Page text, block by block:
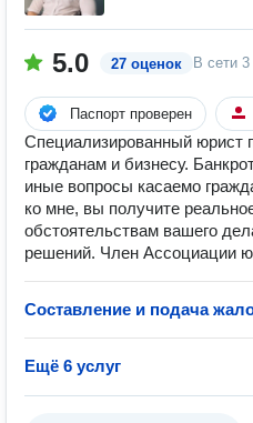
5.0 27 оценок В сети 3
Паспорт проверен
Специализированный юрист
гражданам и бизнесу.
иные вопросы касаемо
ко мне, вы получите
обстоятельствам вашего
решений. Член Ассоциации
Составление и подача
Ещё 6 услуг